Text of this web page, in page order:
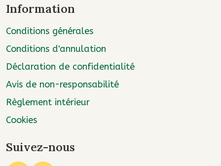
Information
Conditions générales
Conditions d'annulation
Déclaration de confidentialité
Avis de non-responsabilité
Règlement intérieur
Cookies
Suivez-nous